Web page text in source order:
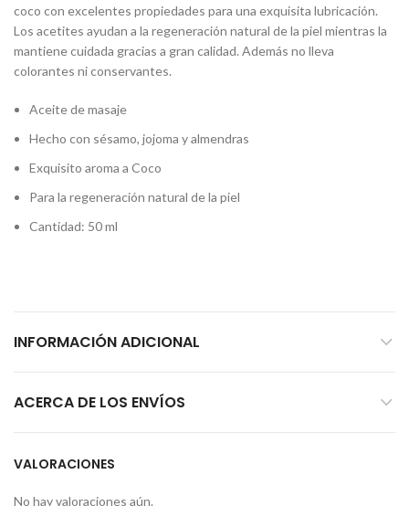
coco con excelentes propiedades para una exquisita lubricación.
Los acetites ayudan a la regeneración natural de la piel mientras la
mantiene cuidada gracias a gran calidad. Además no lleva
colorantes ni conservantes.
Aceite de masaje
Hecho con sésamo, jojoma y almendras
Exquisito aroma a Coco
Para la regeneración natural de la piel
Cantidad: 50 ml
INFORMACIÓN ADICIONAL
ACERCA DE LOS ENVÍOS
VALORACIONES
No hay valoraciones aún.